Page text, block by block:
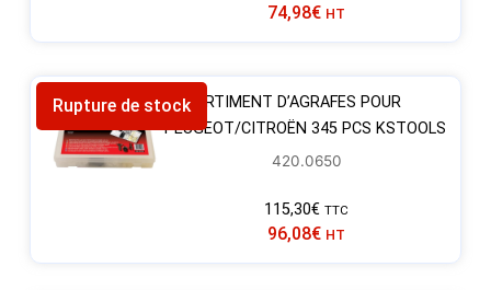
74,98€ HT
Rupture de stockASSORTIMENT D’AGRAFES POUR
PEUGEOT/CITROËN 345 PCS KSTOOLS
420.0650
115,30€ TTC
96,08€ HT